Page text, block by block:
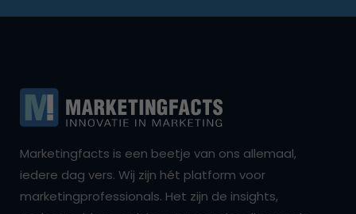
Marketingfacts is een beetje van ons allemaal,
iedere dag vers. Wij zijn hét platform voor
marketingprofessionals. Het zijn de insights,